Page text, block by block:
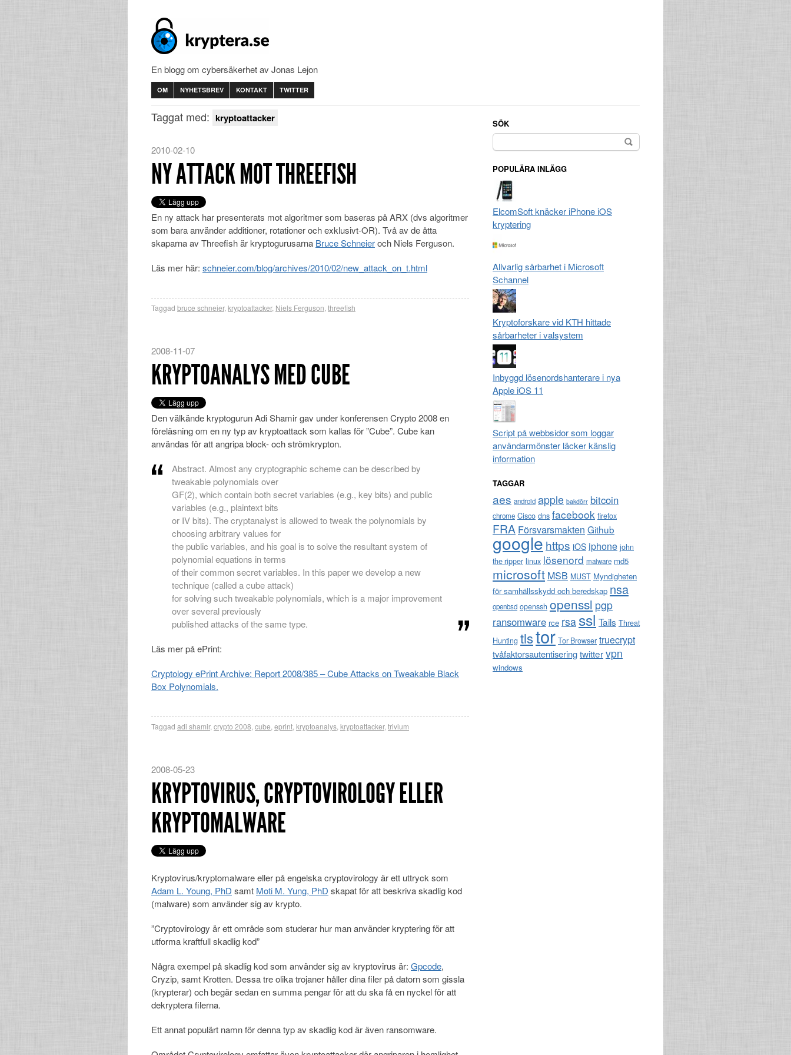
En blogg om cybersäkerhet av Jonas Lejon
OM NYHETSBREV KONTAKT TWITTER
Taggat med: kryptoattacker
2010-02-10
NY ATTACK MOT THREEFISH
En ny attack har presenterats mot algoritmer som baseras på ARX (dvs algoritmer
som bara använder additioner, rotationer och exklusivt-OR). Två av de åtta
skaparna av Threefish är kryptogurusarna Bruce Schneieroch Niels Ferguson.
Läs mer här: schneier.com/blog/archives/2010/02/new_attack_on_t.html
Taggad bruce schneier, kryptoattacker, Niels Ferguson threefish
2008-11-07
KRYPTOANALYS MED CUBE
Den välkände kryptogurun Adi Shamir gav under konferensen Crypto 2008 en
föreläsning om en ny typ av kryptoattack som kallas för ”Cube”. Cube kan
användas för att angripa block- och strömkrypton.
Abstract. Almost any cryptographic scheme can be described by
tweakable polynomials over
GF(2), which contain both secret variables (e.g., key bits) and public
variables (e.g., plaintext bits
or IV bits). The cryptanalyst is allowed to tweak the polynomials by
choosing arbitrary values for
the public variables, and his goal is to solve the resultant system of
polynomial equations in terms
of their common secret variables. In this paper we develop a new
technique (called a cube attack)
for solving such tweakable polynomials, which is a major improvement
over several previously
published attacks of the same type.
Läs mer på ePrint:
Cryptology ePrint Archive: Report 2008/385 – Cube Attacks on Tweakable Black
Box Polynomials.
Taggad adi shamir, crypto 2008 cube eprint kryptoanalys kryptoattacker, trivium
2008-05-23
KRYPTOVIRUS, CRYPTOVIROLOGY ELLER
KRYPTOMALWARE
Kryptovirus/kryptomalware eller på engelska cryptovirology är ett uttryck som
Adam L. Young, PhD samt Moti M. Yung, PhD skapat för att beskriva skadlig kod
(malware) som använder sig av krypto.
”Cryptovirology är ett område som studerar hur man använder kryptering för att
utforma kraftfull skadlig kod”
Några exempel på skadlig kod som använder sig av kryptovirus är: Gpcode,
Cryzip, samt Krotten. Dessa tre olika trojaner håller dina filer på datorn som gissla
(krypterar) och begär sedan en summa pengar för att du ska få en nyckel för att
dekryptera filerna.
Ett annat populärt namn för denna typ av skadlig kod är även ransomware.
SÖK
Sök
efter:
POPULÄRA INLÄGG
ElcomSoft knäcker iPhone iOS
kryptering
Allvarlig sårbarhet i Microsoft
Schannel
Kryptoforskare vid KTH hittade
sårbarheter i valsystem
Inbyggd lösenordshanterare i nya
Apple iOS 11
Script på webbsidor som loggar
användarmönster läcker känslig
information
TAGGAR
aes android apple bakdörr bitcoin
chrome Cisco dns facebook firefox
FRA Försvarsmakten Github
google https iOS iphone john
the ripper linux lösenord malware md5
microsoft MSB MUST Myndigheten
för samhällsskydd och beredskap nsa
openbsd openssh openssl pgp
ransomware rce rsa ssl Tails Threat
Hunting tlstor Tor Browser truecrypt
tvåfaktorsautentiseringtwittervpn
windows